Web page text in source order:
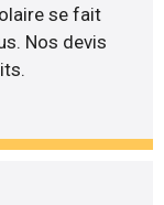
se fait
Nos devis